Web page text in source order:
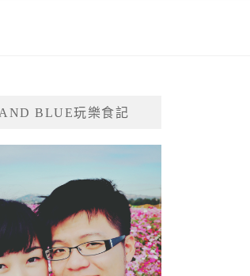
BLUE玩樂食記